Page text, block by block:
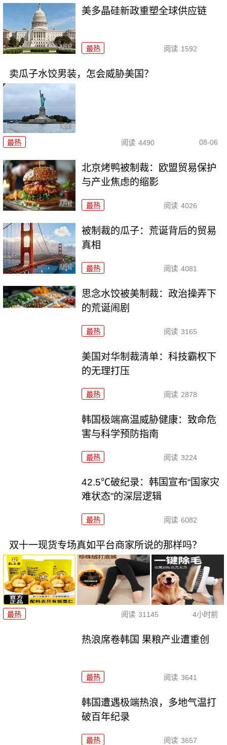
美多晶硅新政重塑全球供应链
最热 阅读 1592
卖瓜子水饺男装，怎会威胁美国？
最热 阅读 4490 08-06
北京烤鸭被制裁：欧盟贸易保护
与产业焦虑的缩影
最热 阅读 4026
被制裁的瓜子：荒诞背后的贸易
真相
最热 阅读 4081
思念水饺被美制裁：政治操弄下
的荒诞闹剧
最热 阅读 3165
美国对华制裁清单：科技霸权下
的无理打压
最热 阅读 2878
韩国极端高温威胁健康：致命危
害与科学预防指南
最热 阅读 3224
42.5℃破纪录：韩国宣布“国家灾
难状态”的深层逻辑
最热 阅读 6082
双十一现货专场真如平台商家所说的那样吗？
最热 阅读 31145 4小时前
热浪席卷韩国 果粮产业遭重创
最热 阅读 3641
韩国遭遇极端热浪，多地气温打
破百年纪录
最热 阅读 3657